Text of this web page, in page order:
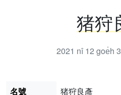
猪狩
2021 nî 12 goe̍h
名號
猪狩良彥